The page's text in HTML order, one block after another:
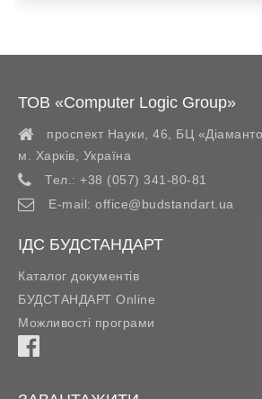
ТОВ «Computer Logic Group»
проспект Науки, 46, БЦ
м. Харків
Україна
Тел.: +38 (057) 341-80-81
E-mail: office@budstandart.ua
ІДС БУДСТАНДАРТ
Каталог документів
БУДСТАНДАРТ Online
Можливості програми